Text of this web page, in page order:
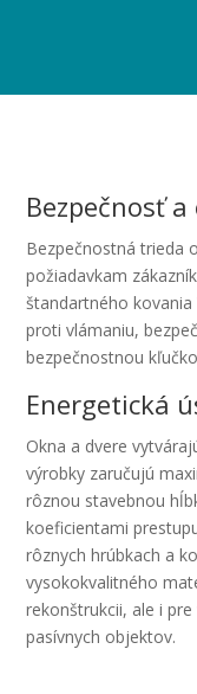
Bezpečnosť
Bezpečnostná trieda
požiadavkam
štandartného kovania
proti vlámaniu,
bezpečnostnou
Energetická
Okna a dvere
výrobky zaručujú
rôznou stavebnou
koeficientami
rôznych hrúbkach a
vysokokvalitného
rekonštrukcii, ale i
pasívnych objektov.